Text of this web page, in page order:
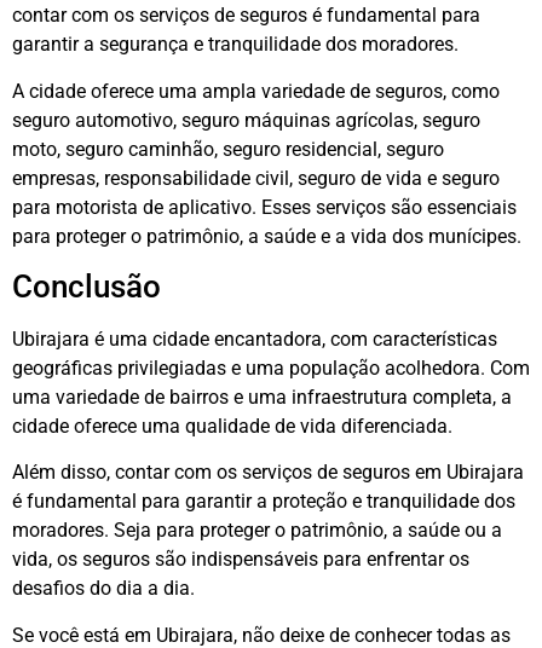
contar com os serviços de seguros é fundamental para
garantir a segurança e tranquilidade dos moradores.
A cidade oferece uma ampla variedade de seguros, como
seguro automotivo, seguro máquinas agrícolas, seguro
moto, seguro caminhão, seguro residencial, seguro
empresas, responsabilidade civil, seguro de vida e seguro
para motorista de aplicativo. Esses serviços são essenciais
para proteger o patrimônio, a saúde e a vida dos munícipes.
Conclusão
Ubirajara é uma cidade encantadora, com características
geográficas privilegiadas e uma população acolhedora. Com
uma variedade de bairros e uma infraestrutura completa, a
cidade oferece uma qualidade de vida diferenciada.
Além disso, contar com os serviços de seguros em Ubirajara
é fundamental para garantir a proteção e tranquilidade dos
moradores. Seja para proteger o patrimônio, a saúde ou a
vida, os seguros são indispensáveis para enfrentar os
desafios do dia a dia.
Se você está em Ubirajara, não deixe de conhecer todas as